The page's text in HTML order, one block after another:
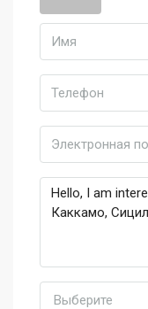
Выберите